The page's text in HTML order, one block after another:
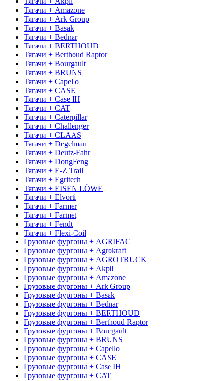
Тягачи + Amazone
Тягачи + Ark Group
Тягачи + Basak
Тягачи + Bednar
Тягачи + BERTHOUD
Тягачи + Berthoud Raptor
Тягачи + Bourgault
Тягачи + BRUNS
Тягачи + Capello
Тягачи + CASE
Тягачи + Case IH
Тягачи + CAT
Тягачи + Caterpillar
Тягачи + Challenger
Тягачи + CLAAS
Тягачи + Degelman
Тягачи + Deutz-Fahr
Тягачи + DongFeng
Тягачи + E-Z Trail
Тягачи + Egritech
Тягачи + EISEN LÖWE
Тягачи + Elvorti
Тягачи + Farmer
Тягачи + Farmet
Тягачи + Fendt
Тягачи + Flexi-Coil
Грузовые фургоны + AGRIFAC
Грузовые фургоны + Agrokraft
Грузовые фургоны + AGROTRUCK
Грузовые фургоны + Akpil
Грузовые фургоны + Amazone
Грузовые фургоны + Ark Group
Грузовые фургоны + Basak
Грузовые фургоны + Bednar
Грузовые фургоны + BERTHOUD
Грузовые фургоны + Berthoud Raptor
Грузовые фургоны + Bourgault
Грузовые фургоны + BRUNS
Грузовые фургоны + Capello
Грузовые фургоны + CASE
Грузовые фургоны + Case IH
Грузовые фургоны + CAT